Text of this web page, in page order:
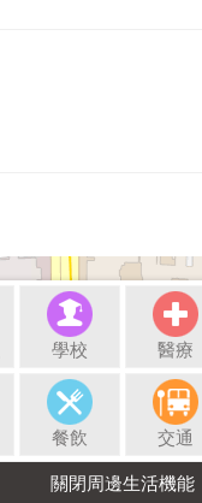
學校 醫療
餐飲 交通